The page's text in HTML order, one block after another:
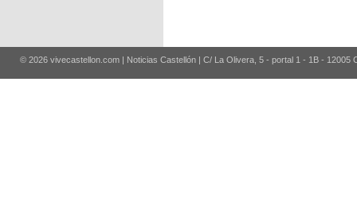
© 2026 vivecastellon.com | Noticias Castellón | C/ La Olivera, 5 - portal 1 - 1B - 12005